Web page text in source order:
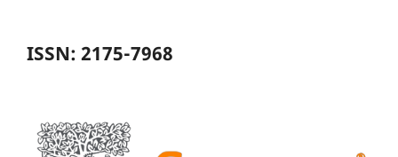
ISSN: 2175-7968